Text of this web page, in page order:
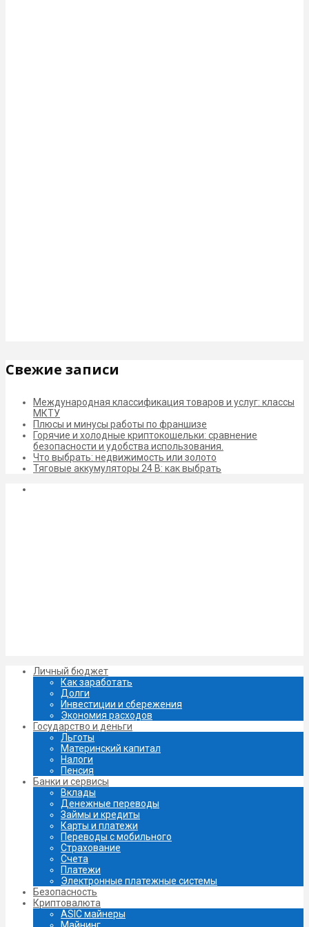
Свежие записи
Международная классификация товаров и услуг: классы
МКТУ
Плюсы и минусы работы по франшизе
Горячие и холодные криптокошельки: сравнение
безопасности и удобства использования.
Что выбрать: недвижимость или золото
Тяговые аккумуляторы 24 В: как выбрать
Личный бюджет
Как заработать
Долги
Инвестиции и сбережения
Экономия расходов
Государство и деньги
Льготы
Материнский капитал
Налоги
Пенсия
Банки и сервисы
Вклады
Денежные переводы
Займы и кредиты
Карты и платежи
Переводы с мобильного
Страхование
Счета
Платежи
Электронные платежные системы
Безопасность
Криптовалюта
ASIC майнеры